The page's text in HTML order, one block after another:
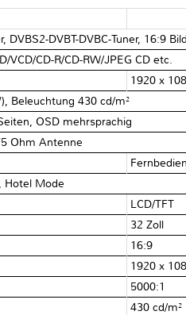
DVBS2-DVBT-DVBC-Tuner, 16:9
CD-R/CD-RW/JPEG CD etc.
1920 x
Beleuchtung 430 cd/m²
OSD mehrsprachig
Ohm Antenne
Hotel Mode
LCD/TFT
32 Zoll
16:9
1920 x
5000:1
430 cd/m²